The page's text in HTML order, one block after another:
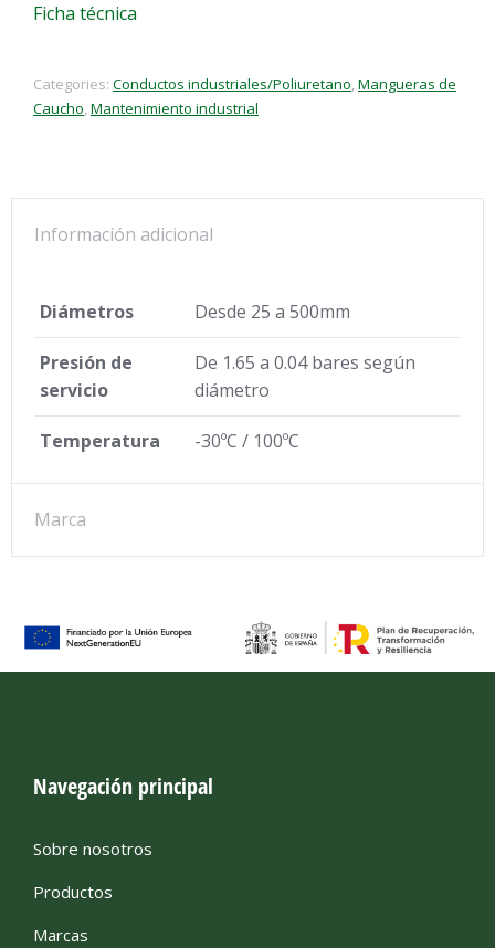
Ficha técnica
Categories: Conductos industriales/Poliuretano, Mangueras de
Caucho, Mantenimiento industrial
Información adicional
Diámetros Desde 25 a 500mm
Presión de
servicio
De 1.65 a 0.04 bares según
diámetro
Temperatura -30ºC / 100ºC
Marca
Navegación principal
Sobre nosotros
Productos
Marcas